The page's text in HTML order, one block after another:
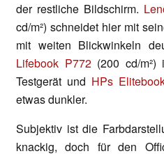
der restliche Bildschirm.
cd/m²) schneidet hier mit
mit weiten Blickwinkeln
Lifebook P772(200 cd/m²)
Testgerät und HPs
etwas dunkler.
Subjektiv ist die
knackig, doch für den